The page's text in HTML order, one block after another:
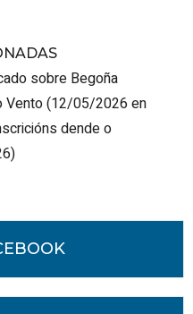
sobre Begoña
Vento(12/05/2026 en
dende o
)